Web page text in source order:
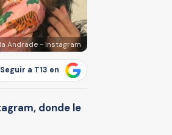
Andrade - Instagram
Seguir a T13 en
donde le